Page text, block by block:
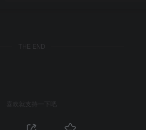
THE END
喜欢就支持一下吧